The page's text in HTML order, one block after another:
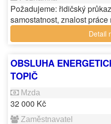
Požadujeme: řidičský
samostatnost, znalost
Detail
OBSLUHA
TOPIČ
32 000 Kč